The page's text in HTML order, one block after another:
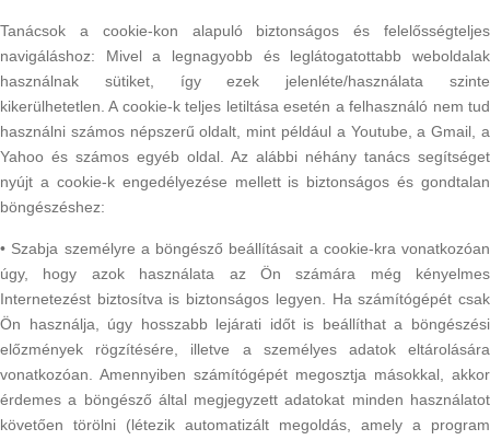
Tanácsok a cookie-kon alapuló biztonságos és felelősségteljes
navigáláshoz: Mivel a legnagyobb és leglátogatottabb weboldalak
használnak sütiket, így ezek jelenléte/használata szinte
kikerülhetetlen. A cookie-k teljes letiltása esetén a felhasználó nem tud
használni számos népszerű oldalt, mint például a Youtube, a Gmail, a
Yahoo és számos egyéb oldal. Az alábbi néhány tanács segítséget
nyújt a cookie-k engedélyezése mellett is biztonságos és gondtalan
böngészéshez:
• Szabja személyre a böngésző beállításait a cookie-kra vonatkozóan
úgy, hogy azok használata az Ön számára még kényelmes
Internetezést biztosítva is biztonságos legyen. Ha számítógépét csak
Ön használja, úgy hosszabb lejárati időt is beállíthat a böngészési
előzmények rögzítésére, illetve a személyes adatok eltárolására
vonatkozóan. Amennyiben számítógépét megosztja másokkal, akkor
érdemes a böngésző által megjegyzett adatokat minden használatot
követően törölni (létezik automatizált megoldás, amely a program